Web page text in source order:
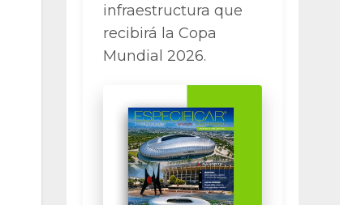
infraestructura que
recibirá la Copa
Mundial 2026.